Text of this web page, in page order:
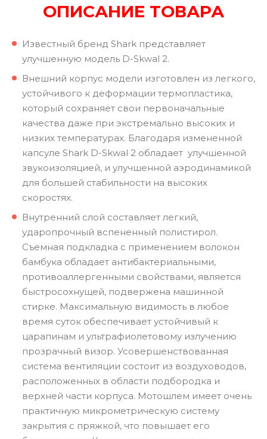
ОПИСАНИЕ ТОВАРА
Известный бренд Shark представляет
улучшенную модель D-Skwal 2.
Внешний корпус модели изготовлен из легкого,
устойчивого к деформации термопластика,
который сохраняет свои первоначальные
качества даже при экстремально высоких и
низких температурах. Благодаря измененной
капсуле Shark D-Skwal 2 обладает улучшенной
звукоизоляцией, и улучшенной аэродинамикой
для большей стабильности на высоких
скоростях.
Внутренний слой составляет легкий,
ударопрочный вспененный полистирол.
Съемная подкладка с применением волокон
бамбука обладает антибактериальными,
противоаллергенными свойствами, является
быстросохнущей, подвержена машинной
стирке. Максимальную видимость в любое
время суток обеспечивает устойчивый к
царапинам и ультрафиолетовому излучению
прозрачный визор. Усовершенствованная
система вентиляции состоит из воздуховодов,
расположенных в области подбородка и
верхней части корпуса. Мотошлем имеет очень
практичную микрометрическую систему
закрытия с пряжкой, что повышает его